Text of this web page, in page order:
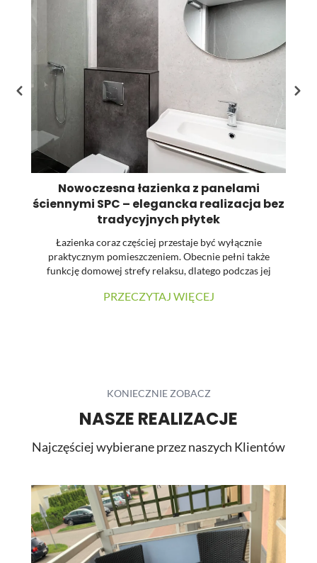
Nowoczesna łazienka z panelami
ściennymi SPC – elegancka realizacja bez
tradycyjnych płytek
Łazienka coraz częściej przestaje być wyłącznie
praktycznym pomieszczeniem. Obecnie pełni także
funkcję domowej strefy relaksu, dlatego podczas jej
materiałów oraz łatwość utrzymania powierzchni w
PRZECZYTAJ WIĘCEJ
KONIECZNIE ZOBACZ
NASZE REALIZACJE
Najczęściej wybierane przez naszych Klientów